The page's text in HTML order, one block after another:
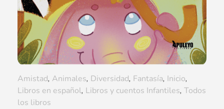
Amistad, Animales, Diversidad, Fantasía, Inicio,
Libros en español, Libros y cuentos Infantiles, Todos
los libros